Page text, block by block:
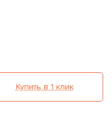
Купить в 1 клик